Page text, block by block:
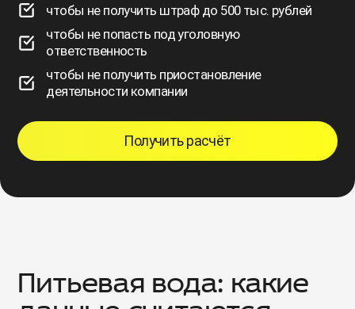
чтобы не получить штраф до 500 тыс. рублей
чтобы не попасть под уголовную
ответственность
чтобы не получить приостановление
деятельности компании
Получить расчёт
Питьевая вода: какие